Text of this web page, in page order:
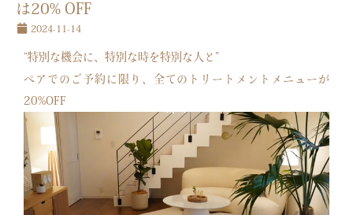
は20% OFF
2024-11-14
“特別な機会に、特別な時を特別な人と”
ペアでのご予約に限り、全てのトリートメントメニューが
20%OFF